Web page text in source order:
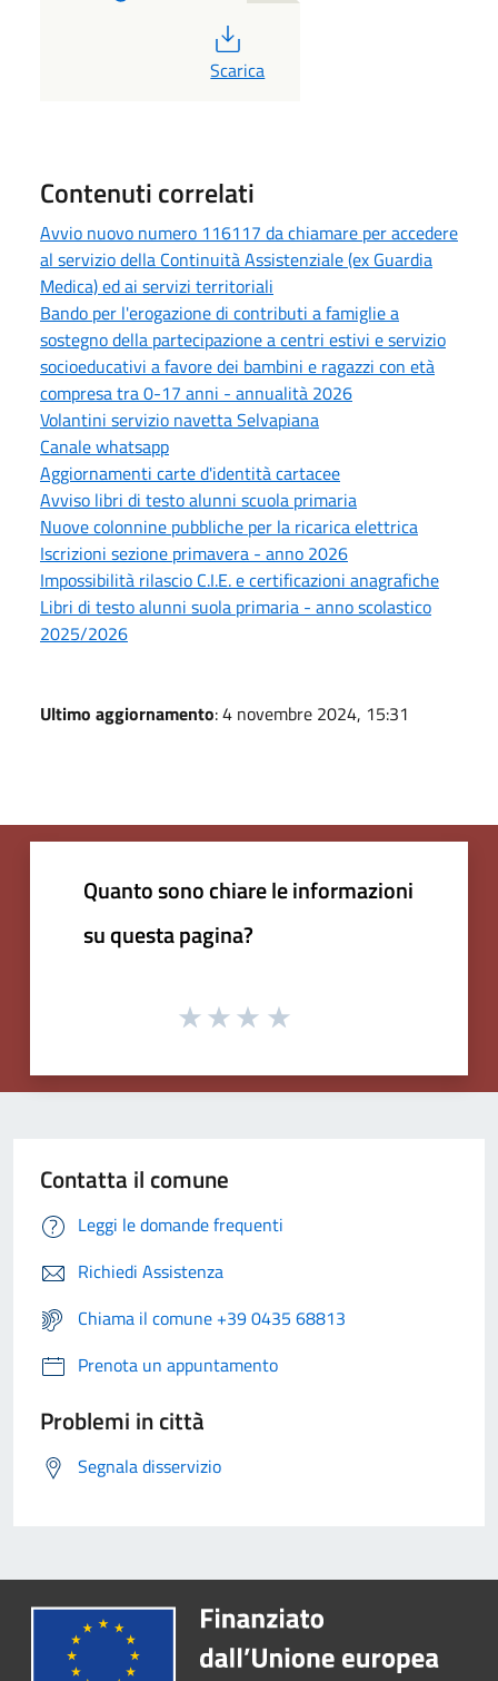
PDF
Scarica
Contenuti correlati
Avvio nuovo numero 116117 da chiamare per accedere
al servizio della Continuità Assistenziale (ex Guardia
Medica) ed ai servizi territoriali
Bando per l'erogazione di contributi a famiglie a
sostegno della partecipazione a centri estivi e servizio
socioeducativi a favore dei bambini e ragazzi con età
compresa tra 0-17 anni - annualità 2026
Volantini servizio navetta Selvapiana
Canale whatsapp
Aggiornamenti carte d'identità cartacee
Avviso libri di testo alunni scuola primaria
Nuove colonnine pubbliche per la ricarica elettrica
Iscrizioni sezione primavera - anno 2026
Impossibilità rilascio C.I.E. e certificazioni anagrafiche
Libri di testo alunni suola primaria - anno scolastico
2025/2026
Ultimo aggiornamento: 4 novembre 2024, 15:31
Quanto sono chiare le informazioni
su questa pagina?
Contatta il comune
Leggi le domande frequenti
Richiedi Assistenza
Chiama il comune +39 0435 68813
Prenota un appuntamento
Problemi in città
Segnala disservizio